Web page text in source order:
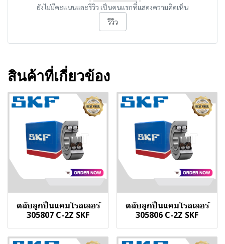
ยังไม่มีคะแนนและรีวิว เป็นคนแรกที่แสดงความคิดเห็น
รีวิว
สินค้าที่เกี่ยวข้อง
ตลับลูกปืนแคมโรลเลอร์
305807 C-2Z SKF
ตลับลูกปืนแคมโรลเลอร์
305806 C-2Z SKF